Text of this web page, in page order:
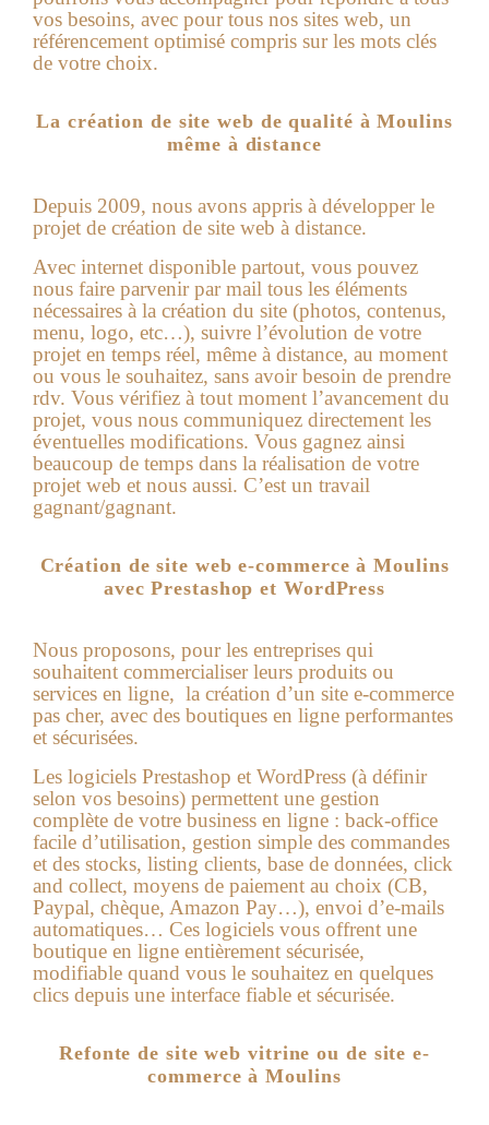
vos besoins, avec pour tous nos sites web, un
référencement optimisé compris sur les mots clés
de votre choix.
La création de site web de qualité à Moulins
même à distance
Depuis 2009, nous avons appris à développer le
projet de création de site web à distance.
Avec internet disponible partout, vous pouvez
nous faire parvenir par mail tous les éléments
nécessaires à la création du site (photos, contenus,
menu, logo, etc…), suivre l’évolution de votre
projet en temps réel, même à distance, au moment
ou vous le souhaitez, sans avoir besoin de prendre
rdv. Vous vérifiez à tout moment l’avancement du
projet, vous nous communiquez directement les
éventuelles modifications. Vous gagnez ainsi
beaucoup de temps dans la réalisation de votre
projet web et nous aussi. C’est un travail
gagnant/gagnant.
Création de site web e-commerce à Moulins
avec Prestashop et WordPress
Nous proposons, pour les entreprises qui
souhaitent commercialiser leurs produits ou
services en ligne, la création d’un site e-commerce
pas cher, avec des boutiques en ligne performantes
et sécurisées.
Les logiciels Prestashop et WordPress (à définir
selon vos besoins) permettent une gestion
complète de votre business en ligne : back-office
facile d’utilisation, gestion simple des commandes
et des stocks, listing clients, base de données, click
and collect, moyens de paiement au choix (CB,
Paypal, chèque, Amazon Pay…), envoi d’e-mails
automatiques… Ces logiciels vous offrent une
boutique en ligne entièrement sécurisée,
modifiable quand vous le souhaitez en quelques
clics depuis une interface fiable et sécurisée.
Refonte de site web vitrine ou de site e-
commerce à Moulins